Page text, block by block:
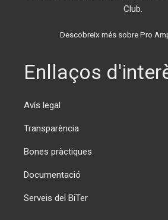
Club.
Descobreix més sobre Pro
Enllaços
Avís legal
Transparència
Bones pràctiques
Documentació
Serveis del BiTer